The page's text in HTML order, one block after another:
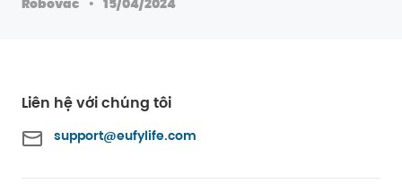
Liên hệ với chúng tôi
support@eufylife.com